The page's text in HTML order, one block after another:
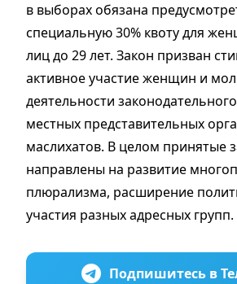
в выборах обязана
специальную 30% квоту для
лиц до 29 лет. Закон призван
активное участие женщин и
деятельности
местных представительных
маслихатов. В целом принятые
направлены на развитие
плюрализма, расширение
участия разных адресных групп.
Подпишитесь в